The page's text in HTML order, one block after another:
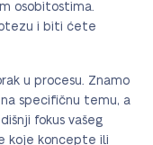
osobitostima.
i biti ćete
u procesu. Znamo
specifičnu temu, a
fokus vašeg
koje koncepte ili